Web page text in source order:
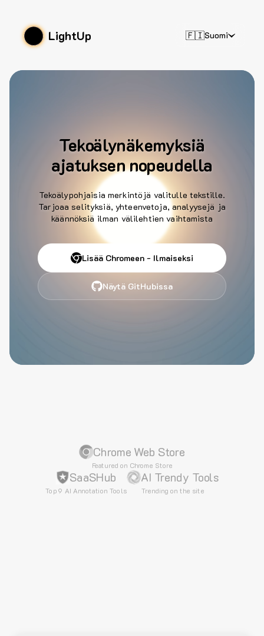
LightUp 🇫🇮Suomi
Tekoälynäkemyksiä
ajatuksen nopeudella
Tekoälypohjaisia merkintöjä valitulle tekstille.
Tarjoaa selityksiä, yhteenvetoja, analyysejä ja
käännöksiä ilman välilehtien vaihtamista
Lisää Chromeen - Ilmaiseksi
Näytä GitHubissa
Chrome Web Store
Featured on Chrome Store
SaaSHub
Top 9 AI Annotation Tools
AI Trendy Tools
Trending on the site